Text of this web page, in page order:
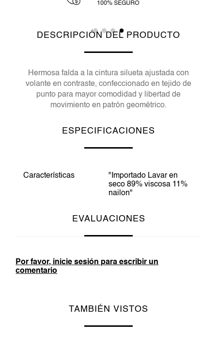
100% SEGURO
DESCRIPCIÓN DEL PRODUCTO
Hermosa falda a la cintura silueta ajustada con
volante en contraste, confeccionado en tejido de
punto para mayor comodidad y libertad de
movimiento en patrón geométrico.
ESPECIFICACIONES
Características
"Importado Lavar en
seco 89% viscosa 11%
nailon"
EVALUACIONES
Por favor, inicie sesión para escribir un
comentario
TAMBIÉN VISTOS